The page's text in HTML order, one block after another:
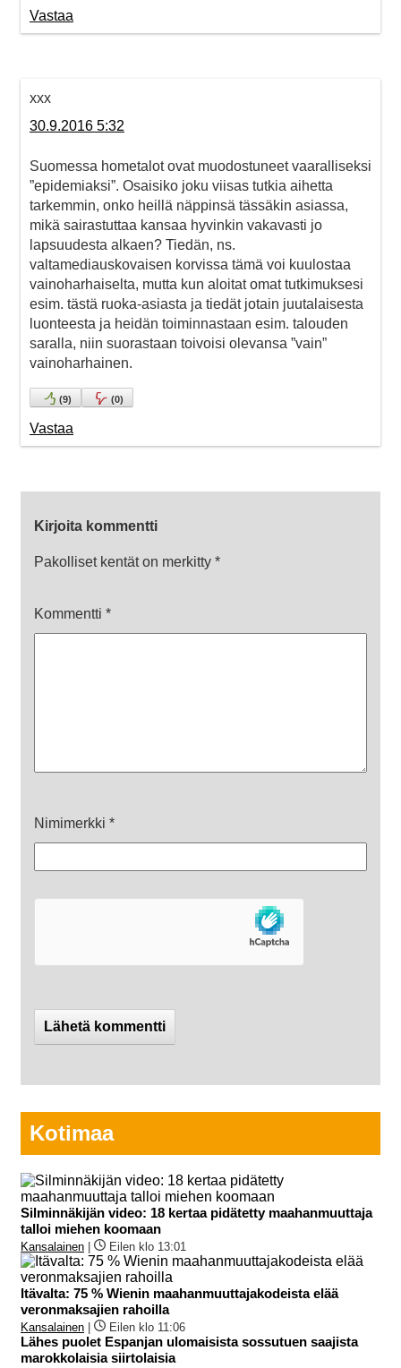
Vastaa
xxx
30.9.2016 5:32
Suomessa hometalot ovat muodostuneet vaaralliseksi
”epidemiaksi”. Osaisiko joku viisas tutkia aihetta
tarkemmin, onko heillä näppinsä tässäkin asiassa,
mikä sairastuttaa kansaa hyvinkin vakavasti jo
lapsuudesta alkaen? Tiedän, ns.
valtamediauskovaisen korvissa tämä voi kuulostaa
vainoharhaiselta, mutta kun aloitat omat tutkimuksesi
esim. tästä ruoka-asiasta ja tiedät jotain juutalaisesta
luonteesta ja heidän toiminnastaan esim. talouden
saralla, niin suorastaan toivoisi olevansa ”vain”
vainoharhainen.
(9) (0)
Vastaa
Kirjoita kommentti
Pakolliset kentät on merkitty *
Kommentti *
Nimimerkki *
Kotimaa
Silminnäkijän video: 18 kertaa pidätetty maahanmuuttaja
talloi miehen koomaan
Kansalainen Eilen klo 13:01
Itävalta: 75 % Wienin maahanmuuttajakodeista elää
veronmaksajien rahoilla
Kansalainen Eilen klo 11:06
Lähes puolet Espanjan ulomaisista sossutuen saajista
marokkolaisia siirtolaisia